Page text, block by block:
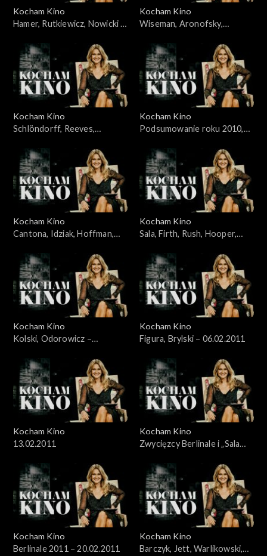
Kocham Kino
Hamer, Rutkiewicz, Nowicki –
Kocham Kino
Wiseman, Aronofsky,
Kocham Kino
Schlöndorff, Reeves,
Kocham Kino
Podsumowanie roku 2010,
10.01.2011
Kocham Kino
Cantona, Idziak, Hoffman,
Kocham Kino
Sala, Firth, Rush, Hooper,
Kocham Kino
Kolski, Odorowicz –
Kocham Kino
Figura, Brylski – 06.02.2011
Kocham Kino
13.02.2011
Kocham Kino
Zwycięzcy Berlinale i „Sala
Kocham Kino
Berlinale 2011 – 20.02.2011
Kocham Kino
Barczyk, Jett, Warlikowski,